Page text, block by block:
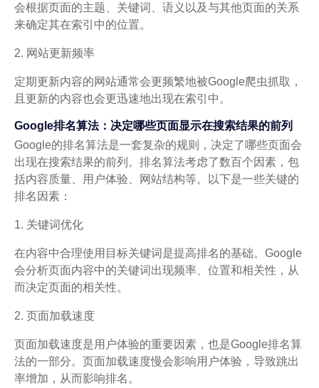
会根据页面的主题、关键词、语义以及与其他页面的关系
来确定其在索引中的位置。
2. 网站更新频率
定期更新内容的网站通常会更频繁地被Google爬虫抓取，
且更新的内容也会更迅速地出现在索引中。
Google排名算法：决定哪些页面显示在搜索结果的前列
Google的排名算法是一套复杂的规则，决定了哪些页面会
出现在搜索结果的前列。排名算法考虑了数百个因素，包
括内容质量、用户体验、网站结构等。以下是一些关键的
排名因素：
1. 关键词优化
在内容中合理使用目标关键词是提高排名的基础。Google
会分析页面内容中的关键词出现频率、位置和相关性，从
而决定页面的相关性。
2. 页面加载速度
页面加载速度是用户体验的重要因素，也是Google排名算
法的一部分。页面加载速度慢会影响用户体验，导致跳出
率增加，从而影响排名。